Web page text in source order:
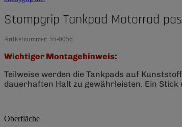
Stompgrip Tankpad Motorrad
Artikelnummer: 55-0056
Wichtiger Montagehinweis:
Teilweise werden die Tankpads auf
dauerhaften Halt zu gewährleisten. Ein
Oberfläche